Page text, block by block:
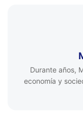
Durante años,
economía y